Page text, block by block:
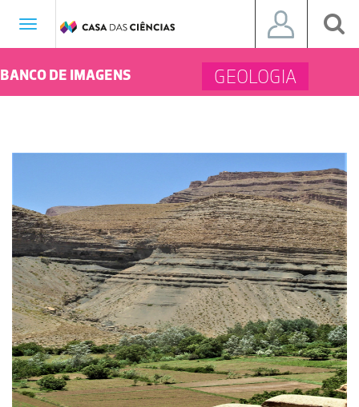
Toggle
BANCO DE IMAGENS GEOLOGIA